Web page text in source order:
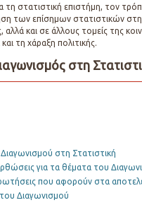
τη στατιστική επιστήμη, τον
των επίσημων στατιστικών
και σε άλλους τομείς της
τη χάραξη πολιτικής.
στη
στη Στατιστική
για τα θέματα του
που αφορούν στα
Διαγωνισμού